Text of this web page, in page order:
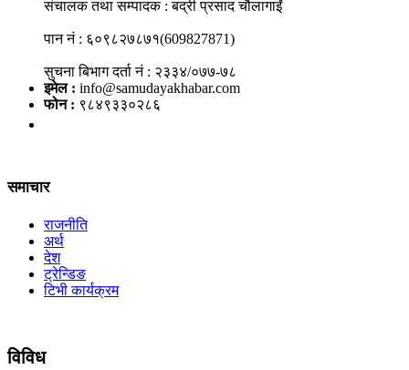
संचालक तथा सम्पादक : बद्री प्रसाद चौलागाईं
पान नं : ६०९८२७८७१(609827871)
सुचना बिभाग दर्ता नं : २३३४/०७७-७८
इमेल : info@samudayakhabar.com
फोन : ९८४९३३०२८६
समाचार
राजनीति
अर्थ
देश
ट्रेन्डिङ
टिभी कार्यक्रम
विविध